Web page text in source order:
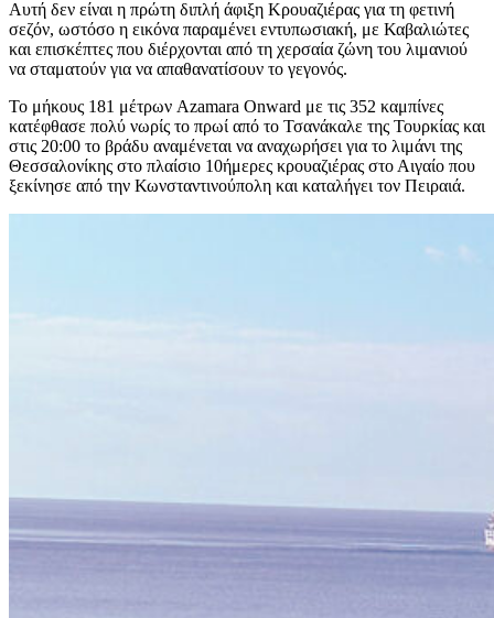
Αυτή δεν είναι η πρώτη διπλή άφιξη Κρουαζιέρας για τη φετινή
σεζόν, ωστόσο η εικόνα παραμένει εντυπωσιακή, με Καβαλιώτες
και επισκέπτες που διέρχονται από τη χερσαία ζώνη του λιμανιού
να σταματούν για να απαθανατίσουν το γεγονός.
Το μήκους 181 μέτρων Azamara Onward με τις 352 καμπίνες
κατέφθασε πολύ νωρίς το πρωί από το Τσανάκαλε της Τουρκίας και
στις 20:00 το βράδυ αναμένεται να αναχωρήσει για το λιμάνι της
Θεσσαλονίκης στο πλαίσιο 10ήμερες κρουαζιέρας στο Αιγαίο που
ξεκίνησε από την Κωνσταντινούπολη και καταλήγει τον Πειραιά.